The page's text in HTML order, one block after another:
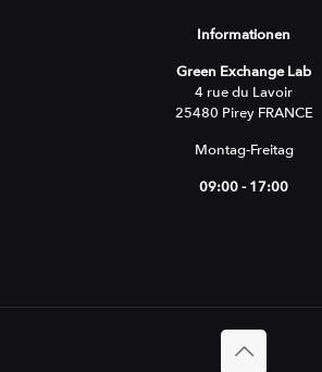
Informationen
Green Exchange Lab
4 rue du Lavoir
25480 Pirey FRANCE
Montag-Freitag
09:00 - 17:00